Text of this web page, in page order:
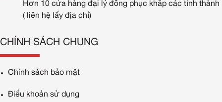
Hơn 10 cửa hàng đại lý đồng phục khắp các tỉnh thành
( liên hệ lấy địa chỉ)
CHÍNH SÁCH CHUNG
Chính sách bảo mật
Điều khoản sử dụng